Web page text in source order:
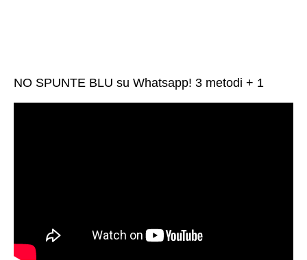
NO SPUNTE BLU su Whatsapp! 3 metodi + 1